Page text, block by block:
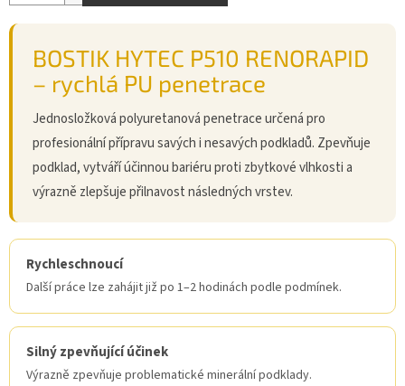
BOSTIK HYTEC P510 RENORAPID
– rychlá PU penetrace
Jednosložková polyuretanová penetrace určená pro
profesionální přípravu savých i nesavých podkladů. Zpevňuje
podklad, vytváří účinnou bariéru proti zbytkové vlhkosti a
výrazně zlepšuje přilnavost následných vrstev.
Rychleschnoucí
Další práce lze zahájit již po 1–2 hodinách podle podmínek.
Silný zpevňující účinek
Výrazně zpevňuje problematické minerální podklady.